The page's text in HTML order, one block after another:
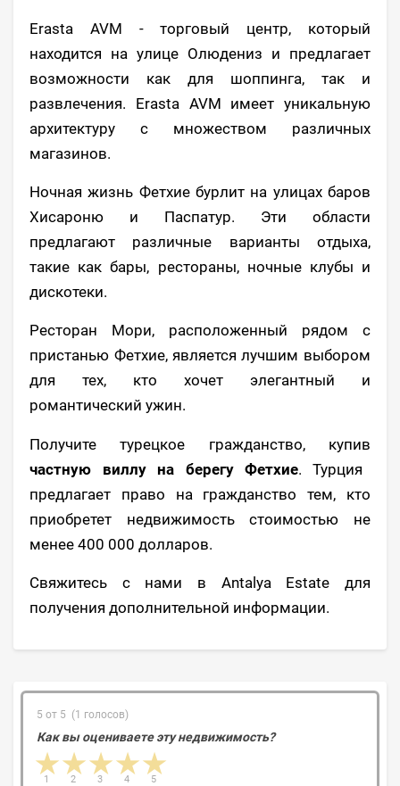
Erasta AVM - торговый центр, который
находится на улице Олюдениз и предлагает
возможности как для шоппинга, так и
развлечения. Erasta AVM имеет уникальную
архитектуру с множеством различных
магазинов.
Ночная жизнь Фетхие бурлит на улицах баров
Хисароню и Паспатур. Эти области
предлагают различные варианты отдыха,
такие как бары, рестораны, ночные клубы и
дискотеки.
Ресторан Мори, расположенный рядом с
пристанью Фетхие, является лучшим выбором
для тех, кто хочет элегантный и
романтический ужин.
Получите турецкое гражданство, купив
частную виллу на берегу Фетхие. Турция
предлагает право на гражданство тем, кто
приобретет недвижимость стоимостью не
менее 400 000 долларов.
Свяжитесь с нами в Antalya Estate для
получения дополнительной информации.
5 от 5 (1 голосов)
Как вы оцениваете эту недвижимость?
4 stars
3 stars
2 stars
1 star 5
4
3
2
1